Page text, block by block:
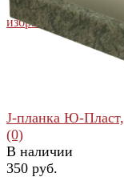
избранное сравнить
J-планка Ю-
(0)
В наличии
350 руб.